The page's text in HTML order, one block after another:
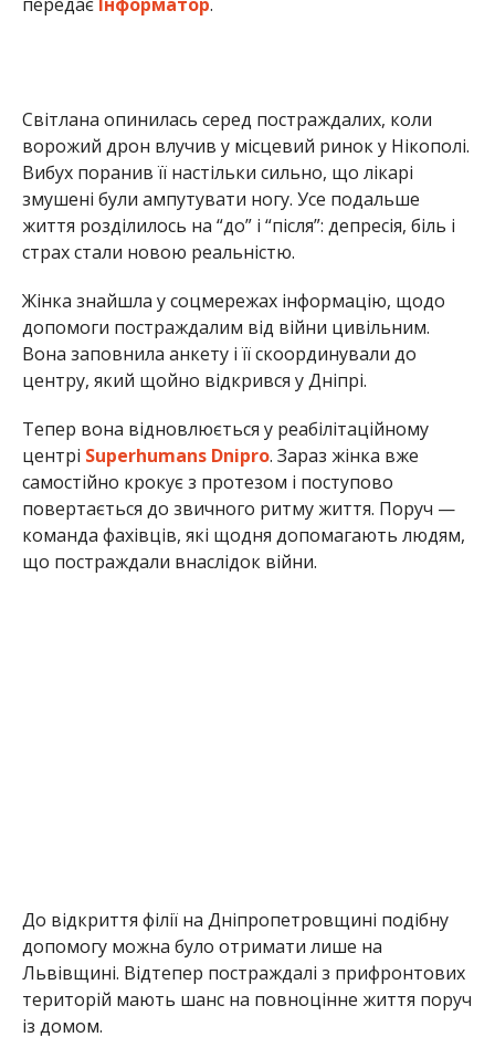
допомоги постраждалим від війни цивільним.
Тепер вона відновлюється у реабілітаційному
центріSuperhumans Dnipro. Зараз жінка вже
самостійно крокує з протезом і поступово
повертається до звичного ритму життя. Поруч —
команда фахівців, які щодня допомагають людям,
що постраждали внаслідок війни.
Олена Шевченко
МІТКИ: НОВОСТИ НИКОПОЛЯ